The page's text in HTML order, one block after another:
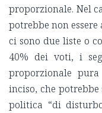
proporzionale. Nel
potrebbe non
ci sono due liste o
40% dei voti, i
proporzionale
inciso, che
politica “di